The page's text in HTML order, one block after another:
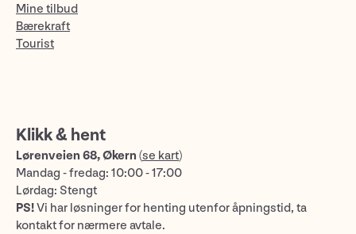
Mine tilbud
Bærekraft
Tourist
Klikk & hent
Lørenveien 68, Økern (se kart)
Mandag - fredag: 10:00 - 17:00
Lørdag: Stengt
PS!Vi har løsninger for henting utenfor åpningstid, ta
kontakt for nærmere avtale.